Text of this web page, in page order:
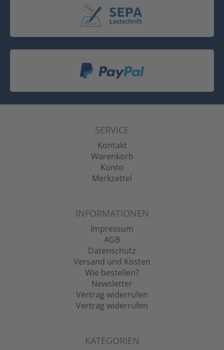
SERVICE
Kontakt
Warenkorb
Konto
Merkzettel
INFORMATIONEN
Impressum
AGB
Datenschutz
Versand und Kosten
Wie bestellen?
Newsletter
Vertrag widerrufen
Vertrag widerrufen
KATEGORIEN